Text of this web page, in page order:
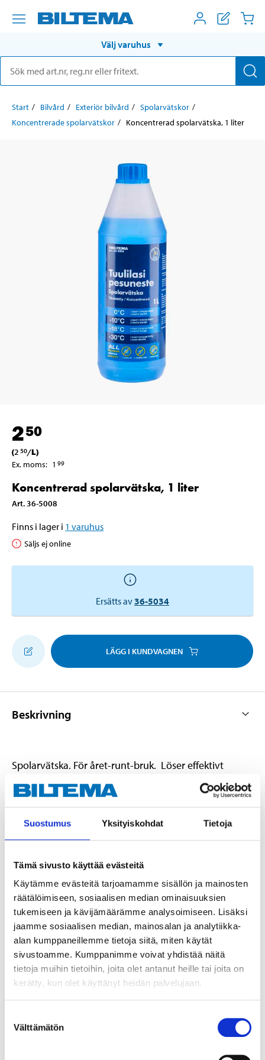
Suostumus Yksityiskohdat Tietoja
Tämä sivusto käyttää evästeitä
Käytämme evästeitä tarjoamamme sisällön ja mainosten
räätälöimiseen, sosiaalisen median ominaisuuksien
tukemiseen ja kävijämäärämme analysoimiseen. Lisäksi
jaamme sosiaalisen median, mainosalan ja analytiikka-
alan kumppaneillemme tietoja siitä, miten käytät
sivustoamme. Kumppanimme voivat yhdistää näitä
tietoja muihin tietoihin, joita olet antanut heille tai joita on
kerätty, kun olet käyttänyt heidän palvelujaan.
valinta
Välttämätön
Välj varuhus
Start Bilvård Exteriör bilvård
Spolarvätskor
Koncentrerade spolarvätskor
Koncentrerad spolarvätska, 1 liter
250
(2 50/L)
Ex. moms: 1 99
Koncentrerad spolarvätska, 1 liter
Art. 36-5008
Finns i lager i 1 varuhus
Säljs ej online
Ersätts av36-5034
LÄGG I KUNDVAGNEN
Beskrivning
Spolarvätska. För året-runt-bruk. Löser effektivt
vägsalt, trafikfilm, insektsrester, asfaltfläckar, olja och
andra föroreningar på bilrutan. Skonsam mot lack,
torkarblad och gummilister.
OBS! SKADLIGT VID FÖRTÄRING.
Dosering:
Sommarbruk: 1 del spolarvätska + 9 delar vatten.
Vinterbruk: Ca -10 °C 1 del spolarvätska + 4 delar
vatten.
Ca -18 °C 1 del spolarvätska + 2 delar vatten.
Ca -30 °C 1 del spolarvätska + 1 del vatten.
Innehåller: Alcohol, Aqua, Sodium laureth sulfate,
Parfum, Colorant.